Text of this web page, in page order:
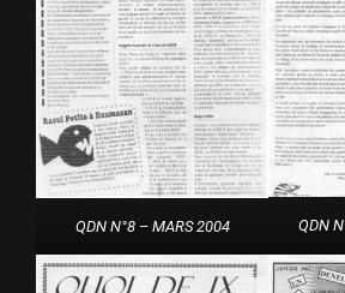
QDN N°8 – MARS 2004 QDN